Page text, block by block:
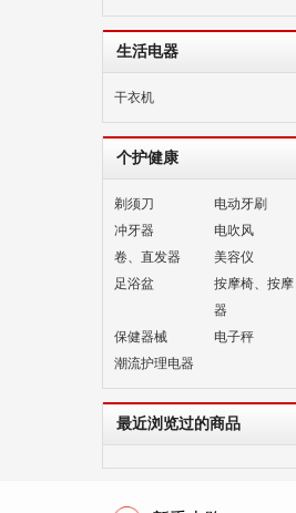
生活电器
干衣机
个护健康
剃须刀
电动牙刷
冲牙器
电吹风
卷、直发器
美容仪
足浴盆
按摩椅、按摩
器
保健器械
电子秤
潮流护理电器
最近浏览过的商品